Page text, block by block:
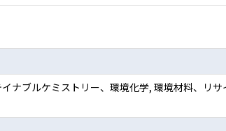
ナブルケミストリー、環境化学, 環境材料、リ